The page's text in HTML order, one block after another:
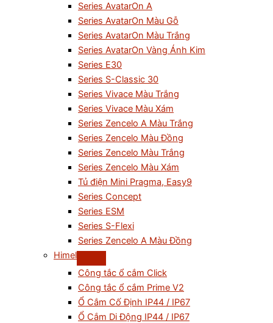
Series AvatarOn A
Series AvatarOn Màu Gỗ
Series AvatarOn Màu Trắng
Series AvatarOn Vàng Ánh Kim
Series E30
Series S-Classic 30
Series Vivace Màu Trắng
Series Vivace Màu Xám
Series Zencelo A Màu Trắng
Series Zencelo Màu Đồng
Series Zencelo Màu Trắng
Series Zencelo Màu Xám
Tủ điện Mini Pragma, Easy9
Series Concept
Series ESM
Series S-Flexi
Series Zencelo A Màu Đồng
Himel
Công tắc ổ cắm Click
Công tắc ổ cắm Prime V2
Ổ Cắm Cố Định IP44 / IP67
Ổ Cắm Di Động IP44 / IP67